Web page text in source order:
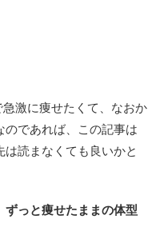
激に痩せたくて、なおか
のであれば、この記事は
読まなくても良いかと
ずっと痩せたままの体型